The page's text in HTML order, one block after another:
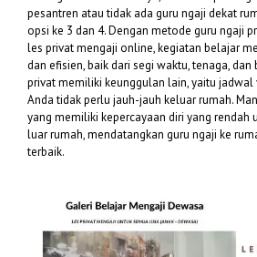
pesantren atau tidak ada guru ngaji dekat
opsi ke 3 dan 4. Dengan metode guru ngaji
les privat mengaji online, kegiatan belajar
dan efisien, baik dari segi waktu, tenaga, dan
privat memiliki keunggulan lain, yaitu
Anda tidak perlu jauh-jauh keluar rumah.
yang memiliki kepercayaan diri yang rendah
luar rumah, mendatangkan guru ngaji ke
terbaik.